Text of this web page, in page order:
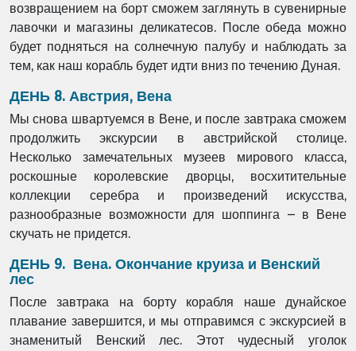
возвращением на борт сможем заглянуть в сувенирные
лавочки и магазины деликатесов. После обеда можно
будет подняться на солнечную палубу и наблюдать за
тем, как наш корабль будет идти вниз по течению Дуная.
ДЕНЬ 8. Австрия, Вена
Мы снова швартуемся в Вене, и после завтрака сможем
продолжить экскурсии в австрийской столице.
Несколько замечательных музеев мирового класса,
роскошные королевские дворцы, восхитительные
коллекции серебра и произведений искусства,
разнообразные возможности для шоппинга – в Вене
скучать не придется.
ДЕНЬ 9. Вена. Окончание круиза и Венский
лес
После завтрака на борту корабля наше дунайское
плавание завершится, и мы отправимся с экскурсией в
знаменитый Венский лес. Этот чудесный уголок